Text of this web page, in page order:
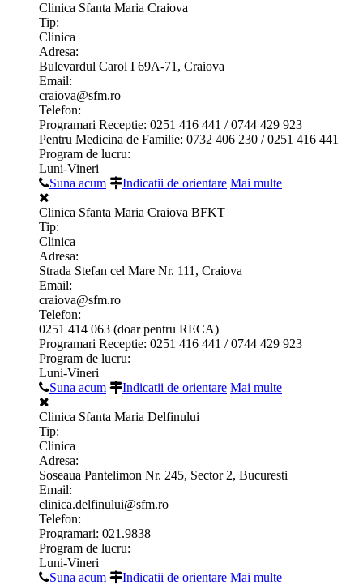
Clinica Sfanta Maria Craiova
Tip:
Clinica
Adresa:
Bulevardul Carol I 69A-71, Craiova
Email:
craiova@sfm.ro
Telefon:
Programari Receptie: 0251 416 441 / 0744 429 923
Pentru Medicina de Familie: 0732 406 230 / 0251 416 441
Program de lucru:
Luni-Vineri
Suna acum
Indicatii de orientare Mai multe
Clinica Sfanta Maria Craiova BFKT
Tip:
Clinica
Adresa:
Strada Stefan cel Mare Nr. 111, Craiova
Email:
craiova@sfm.ro
Telefon:
0251 414 063 (doar pentru RECA)
Programari Receptie: 0251 416 441 / 0744 429 923
Program de lucru:
Luni-Vineri
Suna acum
Indicatii de orientare Mai multe
Clinica Sfanta Maria Delfinului
Tip:
Clinica
Adresa:
Soseaua Pantelimon Nr. 245, Sector 2, Bucuresti
Email:
clinica.delfinului@sfm.ro
Telefon:
Programari: 021.9838
Program de lucru:
Luni-Vineri
Suna acum
Indicatii de orientare Mai multe